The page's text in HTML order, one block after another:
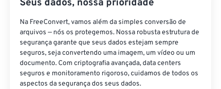
Seus dados, nossa prioridade
Na FreeConvert, vamos além da simples conversão de
arquivos — nós os protegemos. Nossa robusta estrutura de
segurança garante que seus dados estejam sempre
seguros, seja convertendo uma imagem, um vídeo ou um
documento. Com criptografia avançada, data centers
seguros e monitoramento rigoroso, cuidamos de todos os
aspectos da segurança dos seus dados.